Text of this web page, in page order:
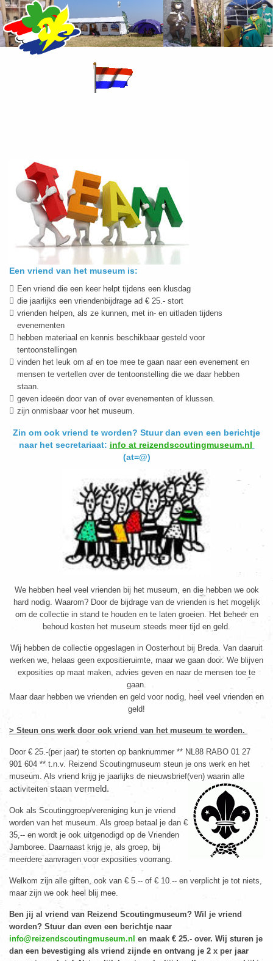
Een vriend van het museum is:
Een vriend die een keer helpt tijdens een klusdag
die jaarlijks een vriendenbijdrage ad € 25.- stort
vrienden helpen, als ze kunnen, met in- en uitladen tijdens
evenementen
hebben materiaal en kennis beschikbaar gesteld voor
tentoonstellingen
vinden het leuk om af en toe mee te gaan naar een evenement en
mensen te vertellen over de tentoonstelling die we daar hebben
staan.
geven ideeën door van of over evenementen of klussen.
zijn onmisbaar voor het museum.
Zin om ook vriend te worden? Stuur dan even een berichtje
naar het secretariaat: info at reizendscoutingmuseum.nl
(at=@)
We hebben heel veel vrienden bij het museum, en die hebben we ook
hard nodig. Waarom? Door de bijdrage van de vrienden is het mogelijk
om de collectie in stand te houden en te laten groeien. Het beheer en
behoud kosten het museum steeds meer tijd en geld.
Wij hebben de collectie opgeslagen in Oosterhout bij Breda. Van daaruit
werken we, helaas geen expositieruimte, maar we gaan door. We blijven
exposities op maat maken, advies geven en naar de mensen toe te
gaan.
Maar daar hebben we vrienden en geld voor nodig, heel veel vrienden en
geld!
> Steun ons werk door ook vriend van het museum te worden.
Door € 25.-(per jaar) te storten op banknummer ** NL88 RABO 01 27
901 604 ** t.n.v. Reizend Scoutingmuseum steun je ons werk en het
museum. Als vriend krijg je jaarlijks de nieuwsbrief(ven) waarin alle
activiteitenstaan vermeld.
Ook als Scoutinggroep/vereniging kun je vriend
worden van het museum. Als groep betaal je dan €
35,-- en wordt je ook uitgenodigd op de Vrienden
Jamboree. Daarnaast krijg je, als groep, bij
meerdere aanvragen voor exposities voorrang.
Welkom zijn alle giften, ook van € 5.-- of € 10.-- en verplicht je tot niets,
maar zijn we ook heel blij mee.
Ben jij al vriend van Reizend Scoutingmuseum? Wil je vriend
worden? Stuur dan even een berichtje naar
info@reizendscoutingmuseum.nl en maak € 25.- over. Wij sturen je
dan een bevestiging als vriend zijnde en ontvang je 2 x per jaar